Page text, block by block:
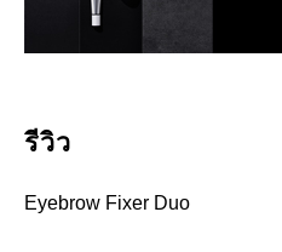
รีวิว
Eyebrow Fixer Duo